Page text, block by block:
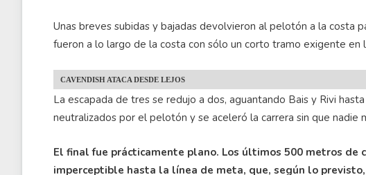
Unas breves subidas y bajadas devolvieron al pelotón a la costa
fueron a lo largo de la costa con sólo un corto tramo exigente en
CAVENDISH ATACA DESDE LEJOS
La escapada de tres se redujo a dos, aguantando Bais y Rivi
neutralizados por el pelotón y se aceleró la carrera sin que nadie
El final fue prácticamente plano. Los últimos 500 metros de
imperceptible hasta la línea de meta, que, según lo